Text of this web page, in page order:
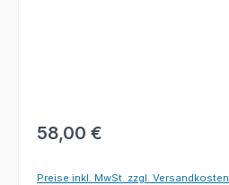
58,00 €
Preise inkl. MwSt. zzgl. Versandkosten